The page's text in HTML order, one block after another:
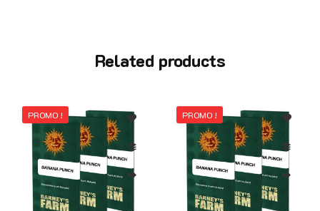
Related products
PROMO ! PROMO !